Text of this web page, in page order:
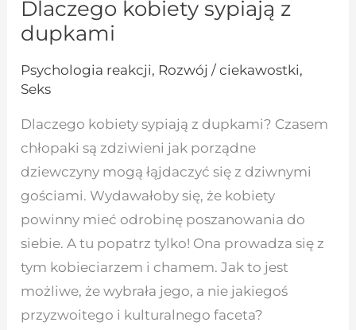
Dlaczego kobiety sypiają z
dupkami
Psychologia reakcji, Rozwój / ciekawostki,
Seks
Dlaczego kobiety sypiają z dupkami? Czasem
chłopaki są zdziwieni jak porządne
dziewczyny mogą łąjdaczyć się z dziwnymi
gościami. Wydawałoby się, że kobiety
powinny mieć odrobinę poszanowania do
siebie. A tu popatrz tylko! Ona prowadza się z
tym kobieciarzem i chamem. Jak to jest
możliwe, że wybrała jego, a nie jakiegoś
przyzwoitego i kulturalnego faceta?